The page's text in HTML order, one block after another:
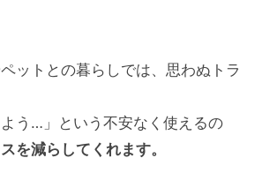
ットとの暮らしでは、思わぬトラ
よう…」という不安なく使えるの
を減らしてくれます。